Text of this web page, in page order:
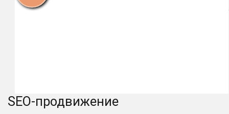
SEO-продвижение